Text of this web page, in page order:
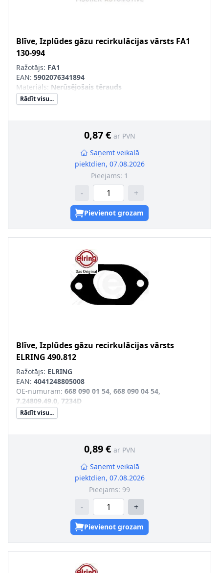
Blīve, Izplūdes gāzu recirkulācijas vārsts FA1
130-994
Ražotājs: FA1
EAN: 5902076341894
Materiāls: Nerūsējošais tērauds
Rādīt visu...
0,87 € ar PVN
Saņemt veikalā
piektdien, 07.08.2026
Pieejams: 1
- +
Pievienot grozam
Blīve, Izplūdes gāzu recirkulācijas vārsts
ELRING 490.812
Ražotājs: ELRING
EAN: 4041248805008
OE-numuram: 668 090 01 54, 668 090 04 54,
7.24809.49.0, 7234D
Rādīt visu...
0,89 € ar PVN
Saņemt veikalā
piektdien, 07.08.2026
Pieejams: 99
- +
Pievienot grozam